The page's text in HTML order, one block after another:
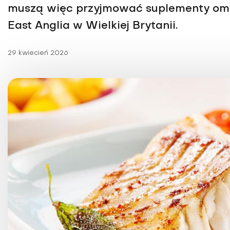
Choroby kobiece
Choroby
muszą więc przyjmować suplementy
East Anglia w Wielkiej Brytanii.
29 kwiecień 2026